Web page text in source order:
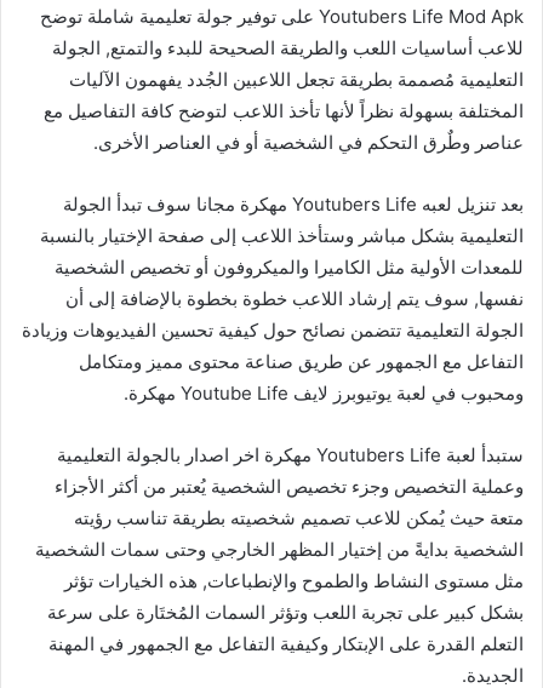
Youtubers Life Mod Apk على توفير جولة تعليمية شاملة توضح
للاعب أساسيات اللعب والطريقة الصحيحة للبدء والتمتع, الجولة
التعليمية مُصممة بطريقة تجعل اللاعبين الجُدد يفهمون الآليات
المختلفة بسهولة نظراً لأنها تأخذ اللاعب لتوضح كافة التفاصيل مع
عناصر وطٌرق التحكم في الشخصية أو في العناصر الأخرى.
بعد تنزيل لعبه Youtubers Life مهكرة مجانا سوف تبدأ الجولة
التعليمية بشكل مباشر وستأخذ اللاعب إلى صفحة الإختيار بالنسبة
للمعدات الأولية مثل الكاميرا والميكروفون أو تخصيص الشخصية
نفسها, سوف يتم إرشاد اللاعب خطوة بخطوة بالإضافة إلى أن
الجولة التعليمية تتضمن نصائح حول كيفية تحسين الفيديوهات وزيادة
التفاعل مع الجمهور عن طريق صناعة محتوى مميز ومتكامل
ومحبوب في لعبة يوتيوبرز لايف Youtube Life مهكرة.
ستبدأ لعبة Youtubers Life مهكرة اخر اصدار بالجولة التعليمية
وعملية التخصيص وجزء تخصيص الشخصية يُعتبر من أكثر الأجزاء
متعة حيث يُمكن للاعب تصميم شخصيته بطريقة تناسب رؤيته
الشخصية بدايةً من إختيار المظهر الخارجي وحتى سمات الشخصية
مثل مستوى النشاط والطموح والإنطباعات, هذه الخيارات تؤثر
بشكل كبير على تجربة اللعب وتؤثر السمات المُختَارة على سرعة
التعلم القدرة على الإبتكار وكيفية التفاعل مع الجمهور في المهنة
الجديدة.